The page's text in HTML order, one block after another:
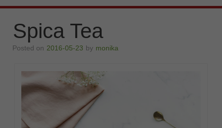
Spica Tea
Posted on 2016-05-23 by monika